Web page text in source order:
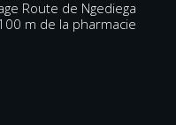
Route de Ngediega
m de la pharmacie